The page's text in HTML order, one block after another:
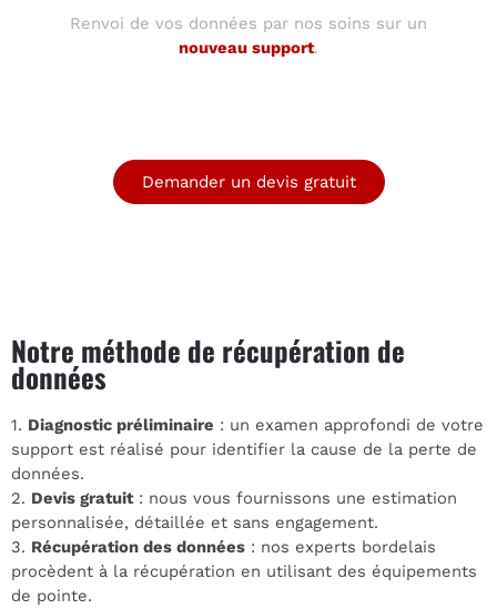
Renvoi de vos données par nos soins sur un
nouveau support.
Demander un devis gratuit
Notre méthode de récupération de
données
1. Diagnostic préliminaire : un examen approfondi de votre
support est réalisé pour identifier la cause de la perte de
données.
2. Devis gratuit: nous vous fournissons une estimation
personnalisée, détaillée et sans engagement.
3. Récupération des données : nos experts bordelais
procèdent à la récupération en utilisant des équipements
de pointe.